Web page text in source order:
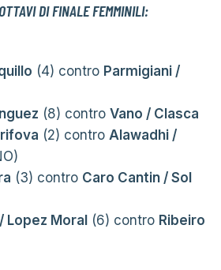
DI FINALE FEMMINILI:
(4) contro Parmigiani /
(8) contro Vano / Clasca
(2) contro Alawadhi /
(3) contro Caro Cantin / Sol
Lopez Moral(6) contro Ribeiro